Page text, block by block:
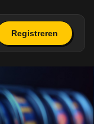
Registreren